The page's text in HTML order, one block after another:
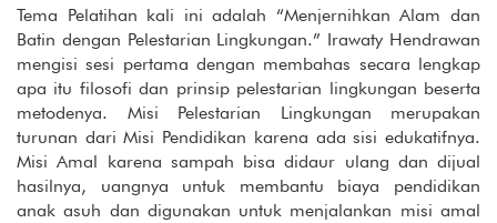
Tema Pelatihan kali ini adalah “Menjernihkan Alam dan
Batin dengan Pelestarian Lingkungan.” Irawaty Hendrawan
mengisi sesi pertama dengan membahas secara lengkap
apa itu filosofi dan prinsip pelestarian lingkungan beserta
metodenya. Misi Pelestarian Lingkungan merupakan
turunan dari Misi Pendidikan karena ada sisi edukatifnya.
Misi Amal karena sampah bisa didaur ulang dan dijual
hasilnya, uangnya untuk membantu biaya pendidikan
anak asuh dan digunakan untuk menjalankan misi amal